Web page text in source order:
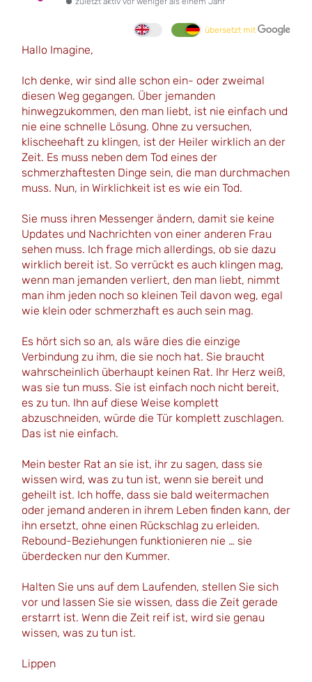
übersetzt mit
Hallo Imagine,
Ich denke, wir sind alle schon ein- oder zweimal
diesen Weg gegangen. Über jemanden
hinwegzukommen, den man liebt, ist nie einfach und
nie eine schnelle Lösung. Ohne zu versuchen,
klischeehaft zu klingen, ist der Heiler wirklich an der
Zeit. Es muss neben dem Tod eines der
schmerzhaftesten Dinge sein, die man durchmachen
muss. Nun, in Wirklichkeit ist es wie ein Tod.
Sie muss ihren Messenger ändern, damit sie keine
Updates und Nachrichten von einer anderen Frau
sehen muss. Ich frage mich allerdings, ob sie dazu
wirklich bereit ist. So verrückt es auch klingen mag,
wenn man jemanden verliert, den man liebt, nimmt
man ihm jeden noch so kleinen Teil davon weg, egal
wie klein oder schmerzhaft es auch sein mag.
Es hört sich so an, als wäre dies die einzige
Verbindung zu ihm, die sie noch hat. Sie braucht
wahrscheinlich überhaupt keinen Rat. Ihr Herz weiß,
was sie tun muss. Sie ist einfach noch nicht bereit,
es zu tun. Ihn auf diese Weise komplett
abzuschneiden, würde die Tür komplett zuschlagen.
Das ist nie einfach.
Mein bester Rat an sie ist, ihr zu sagen, dass sie
wissen wird, was zu tun ist, wenn sie bereit und
geheilt ist. Ich hoffe, dass sie bald weitermachen
oder jemand anderen in ihrem Leben finden kann, der
ihn ersetzt, ohne einen Rückschlag zu erleiden.
Rebound-Beziehungen funktionieren nie … sie
überdecken nur den Kummer.
Halten Sie uns auf dem Laufenden, stellen Sie sich
vor und lassen Sie sie wissen, dass die Zeit gerade
erstarrt ist. Wenn die Zeit reif ist, wird sie genau
wissen, was zu tun ist.
Lippen